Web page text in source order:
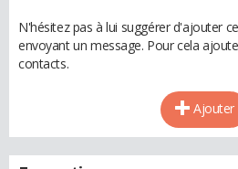
N'hésitez pas à lui suggérer d'ajouter
envoyant un message. Pour cela
contacts.
Ajouter